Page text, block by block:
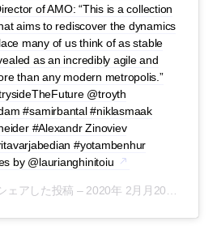
of AMO: “This is a collection
aims to rediscover the dynamics
many of us think of as stable
as an incredibly agile and
than any modern metropolis.”
@troyth
#samirbantal #niklasmaak
#Alexandr Zinoviev
#yotambenhur
by @laurianghinitoiu
ェアした投稿 – 2020年 2月月20日午前10時36分PST